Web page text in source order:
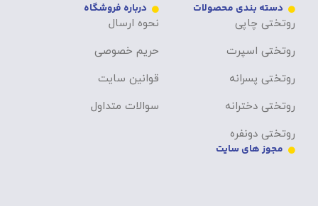
دسته بندی محصولات
روتختی چاپی
روتختی اسپرت
روتختی پسرانه
روتختی دخترانه
روتختی دونفره
درباره فروشگاه
نحوه ارسال
حریم خصوصی
قوانین سایت
سوالات متداول
مجوز های سایت